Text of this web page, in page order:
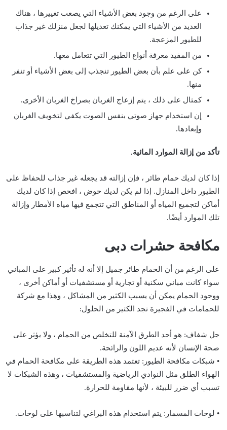
على الرغم من وجود بعض الأشياء التي يصعب تغييرها ، هناك
العديد من الأشياء التي يمكنك تعديلها لجعل منزلك غير جذاب
للطيور المزعجة.
من المفيد معرفة أنواع الطيور التي تتعامل معها.
كن على علم بأن بعض الطيور تنجذب إلى بعض الأشياء أو تنفر
منها.
كمثال على ذلك ، يتم إزعاج الغربان بصراخ الغربان الأخرى.
إن استخدام جهاز صوتي بنفس الصوت يكفي لتخويف الغربان
وإبعادها.
تأكد من إزالة الموارد المائية.
إذا كان لديك حمام طائر ، فإن إزالته قد يجعله غير جذاب للحفاظ على
الطيور داخل المنازل. إذا لم يكن لديك حوض ، افحص إذا كان لديك
أماكن لتجميع المياه أو المناطق التي تتجمع فيها مياه الأمطار وإزالة
تلك الموارد أيضًا.
مكافحة حشرات دبى
على الرغم من أن الحمام طائر جميل إلا أنه له تأثير كبير على المباني
سواء كانت مباني سكنية أو تجارية أو مستشفيات أو أماكن أخرى ،
ووجود الحمام يمكن أن يسبب الكثير من المشاكل ، وهذا مع شركة
للحمامات في الفجيرة تجد الكثير من الحلول:
جل شفاف: هو أحد الطرق الآمنة للتخلص من الحمام ، ولا يؤثر على
صحة الإنسان لأنه عديم اللون والرائحة.
• شبكات مكافحة الطيور: تعتمد هذه الطريقة على مكافحة الحمام في
الهواء الطلق مثل النوادي الرياضية والمستشفيات ، وهذه الشبكات لا
تسبب أي ضرر للبيئة ، لأنها مقاومة للحرارة.
• لوحات المسمار: يتم استخدام هذه البراغي لتناسبها على لوحات.